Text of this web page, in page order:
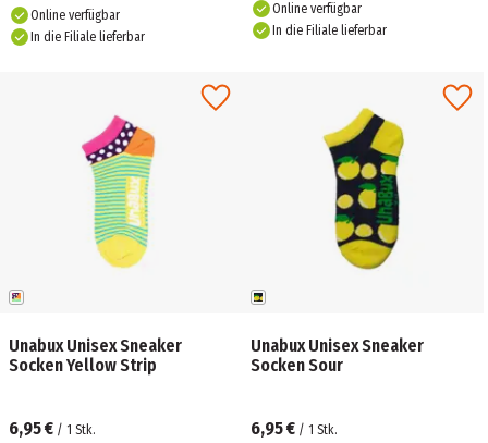
Online verfügbar
In die Filiale lieferbar
Online verfügbar
In die Filiale lieferbar
Unabux Unisex Sneaker
Socken Yellow Strip
6,95 € / 1 Stk.
Unabux Unisex Sneaker
Socken Sour
6,95 € / 1 Stk.